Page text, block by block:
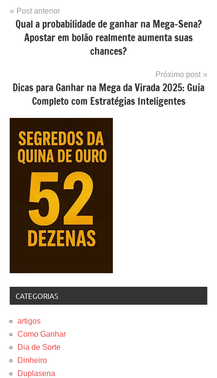
Loterias
Navegação
de
Post
Post anterior
Qual a probabilidade de ganhar na Mega-Sena?
Apostar em bolão realmente aumenta suas
chances?
Próximo post
Dicas para Ganhar na Mega da Virada 2025: Guia
Completo com Estratégias Inteligentes
CATEGORIAS
artigos
Como Ganhar
Dia de Sorte
Dinheiro
Duplasena